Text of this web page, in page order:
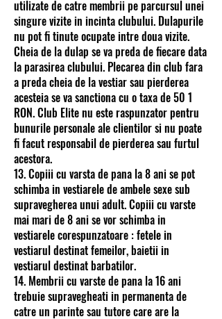
utilizate de catre membrii pe parcursul unei
singure vizite in incinta clubului. Dulapurile
nu pot fi tinute ocupate intre doua vizite.
Cheia de la dulap se va preda de fiecare data
la parasirea clubului. Plecarea din club fara
a preda cheia de la vestiar sau pierderea
acesteia se va sanctiona cu o taxa de 50 1
RON. Club Elite nu este raspunzator pentru
bunurile personale ale clientilor si nu poate
fi facut responsabil de pierderea sau furtul
acestora.
13. Copiii cu varsta de pana la 8 ani se pot
schimba in vestiarele de ambele sexe sub
supravegherea unui adult. Copiii cu varste
mai mari de 8 ani se vor schimba in
vestiarele corespunzatoare : fetele in
vestiarul destinat femeilor, baietii in
vestiarul destinat barbatilor.
14. Membrii cu varste de pana la 16 ani
trebuie supravegheati in permanenta de
catre un parinte sau tutore care are la